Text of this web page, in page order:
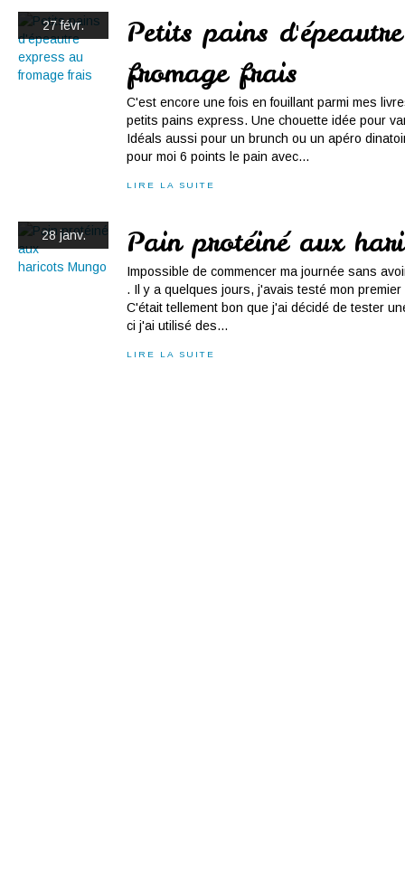
27 févr.
Petits pains
fromage frais
C'est encore une fois en fouillant parmi mes
petits pains express. Une chouette idée pour
Idéals aussi pour un brunch ou un apéro
pour moi 6 points le pain avec...
LIRE LA SUITE
28 janv. Pain protéiné aux
Impossible de commencer ma journée sans
. Il y a quelques jours, j'avais testé mon
C'était tellement bon que j'ai décidé de tester
ci j'ai utilisé des...
LIRE LA SUITE